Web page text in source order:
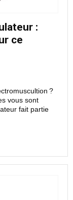
:
ce
?
vous sont
fait partie